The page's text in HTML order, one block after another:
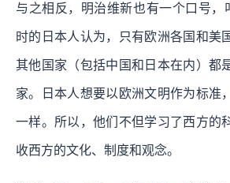
与之相反，明治维新也有一个口号，
时的日本人认为，只有欧洲各国和美
其他国家（包括中国和日本在内）都
家。日本人想要以欧洲文明作为标准
一样。所以，他们不但学习了西方的
收西方的文化、制度和观念。